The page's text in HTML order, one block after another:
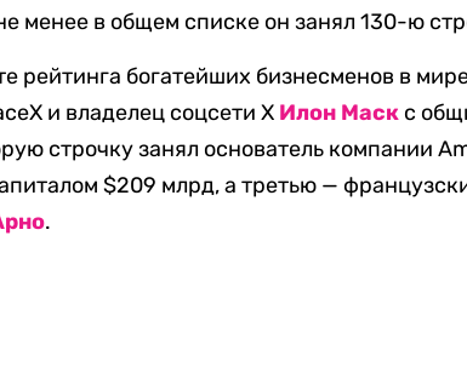
менее в общем списке он занял 130-ю
рейтинга богатейших бизнесменов в
и владелец соцсети Х Илон Маск с
строчку занял основатель компании
$209 млрд, а третью —
.